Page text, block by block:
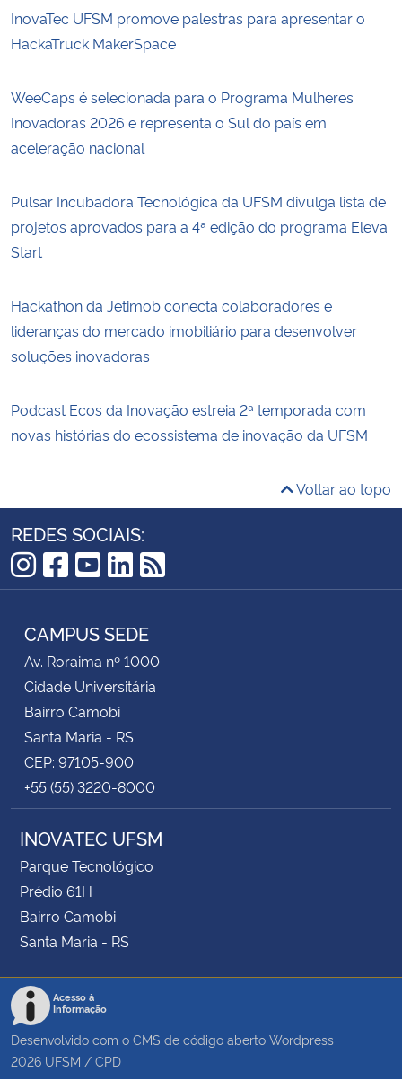
InovaTec UFSM promove palestras para apresentar o
HackaTruck MakerSpace
WeeCaps é selecionada para o Programa Mulheres
Inovadoras 2026 e representa o Sul do país em
aceleração nacional
Pulsar Incubadora Tecnológica da UFSM divulga lista de
projetos aprovados para a 4ª edição do programa Eleva
Start
Hackathon da Jetimob conecta colaboradores e
lideranças do mercado imobiliário para desenvolver
soluções inovadoras
Podcast Ecos da Inovação estreia 2ª temporada com
novas histórias do ecossistema de inovação da UFSM
Voltar ao topo
REDES SOCIAIS:
Instagram
Facebook
YouTube
LinkedIn
RSS
CAMPUS SEDE
Av. Roraima nº 1000
Cidade Universitária
Bairro Camobi
Santa Maria - RS
CEP: 97105-900
+55 (55) 3220-8000
INOVATEC UFSM
Parque Tecnológico
Prédio 61H
Bairro Camobi
Santa Maria - RS
Acesso à
Informação
Desenvolvido com o CMS de código aberto Wordpress
2026 UFSM / CPD